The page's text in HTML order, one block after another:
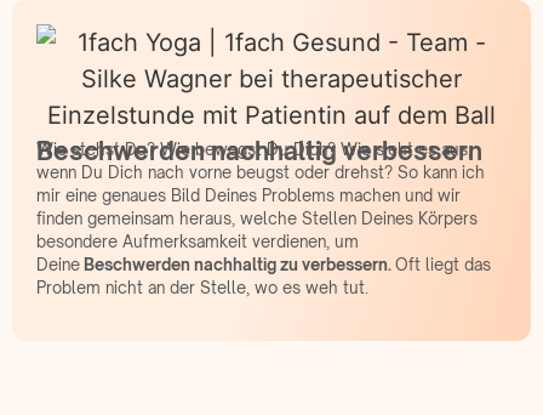
Beschwerden nachhaltig verbessern
Wie stehst Du? Wie bewegst Du Dich? Wie sieht es aus,
wenn Du Dich nach vorne beugst oder drehst? So kann ich
mir eine genaues Bild Deines Problems machen und wir
finden gemeinsam heraus, welche Stellen Deines Körpers
besondere Aufmerksamkeit verdienen, um
Deine Beschwerden nachhaltig zu verbessern.Oft liegt das
Problem nicht an der Stelle, wo es weh tut.